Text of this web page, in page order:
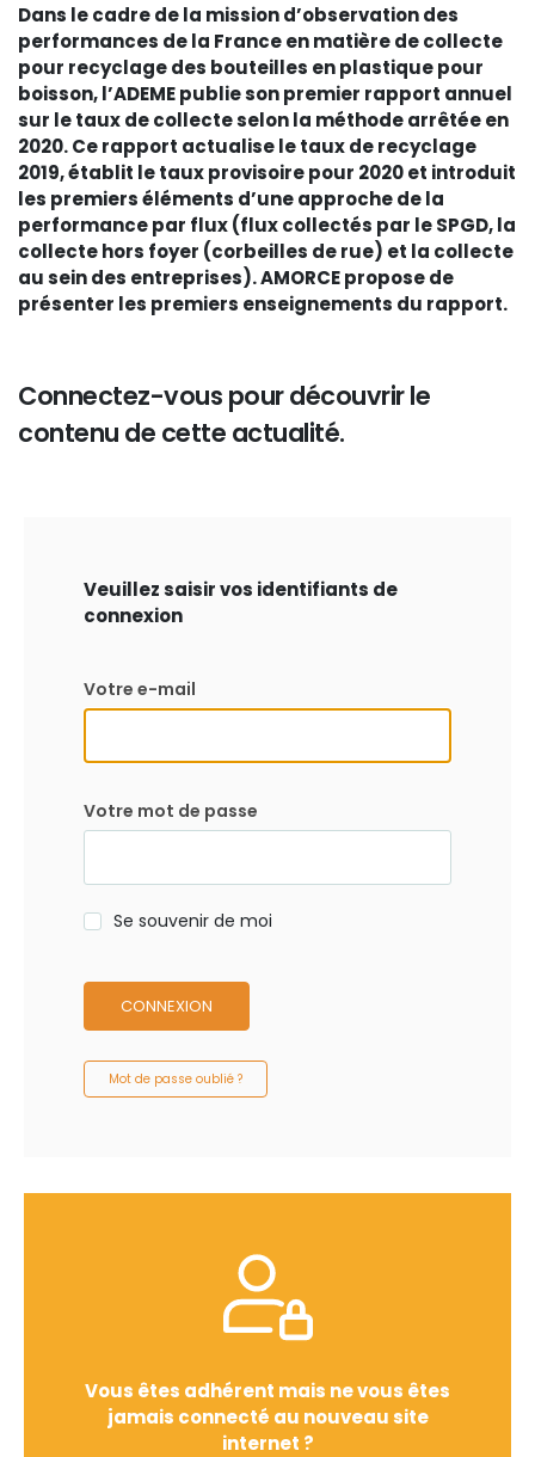
Dans le cadre de la mission d’observation des
performances de la France en matière de collecte
pour recyclage des bouteilles en plastique pour
boisson, l’ADEME publie son premier rapport annuel
sur le taux de collecte selon la méthode arrêtée en
2020. Ce rapport actualise le taux de recyclage
2019, établit le taux provisoire pour 2020 et introduit
les premiers éléments d’une approche de la
performance par flux (flux collectés par le SPGD, la
collecte hors foyer (corbeilles de rue) et la collecte
au sein des entreprises). AMORCE propose de
présenter les premiers enseignements du rapport.
Connectez-vous pour découvrir le
contenu de cette actualité.
Veuillez saisir vos identifiants de
connexion
Votre e-mail
Votre mot de passe
Se souvenir de moi
CONNEXION
Mot de passe oublié ?
Vous êtes adhérent mais ne vous êtes
jamais connecté au nouveau site
internet ?